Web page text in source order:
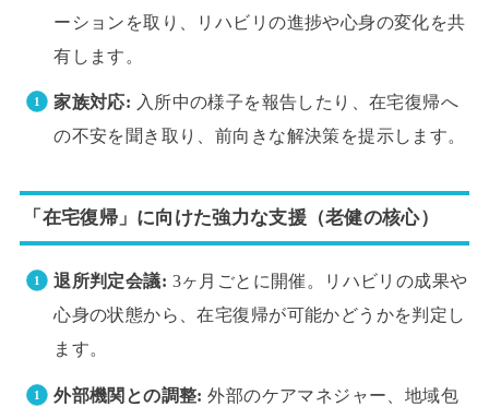
ーションを取り、リハビリの進捗や心身の変化を共
有します。
家族対応: 入所中の様子を報告したり、在宅復帰へ
の不安を聞き取り、前向きな解決策を提示します。
「在宅復帰」に向けた強力な支援（老健の核心）
退所判定会議: 3ヶ月ごとに開催。リハビリの成果や
心身の状態から、在宅復帰が可能かどうかを判定し
ます。
外部機関との調整: 外部のケアマネジャー、地域包